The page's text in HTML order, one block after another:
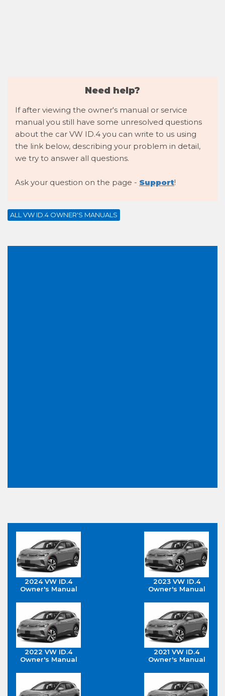
Need help?
If after viewing the owner's manual or service
manual you still have some unresolved questions
about the car VW ID.4 you can write to us using
the link below, describing your problem in detail,
we try to answer all questions.
Ask your question on the page - Support!
ALL VW ID.4 OWNER'S MANUALS
2024 VW ID.4
Owner's Manual
2023 VW ID.4
Owner's Manual
2022 VW ID.4
Owner's Manual
2021 VW ID.4
Owner's Manual